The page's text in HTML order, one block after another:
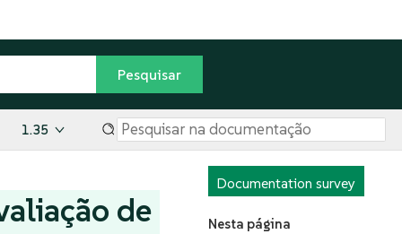
1.35
Documentation survey
Nesta página
de